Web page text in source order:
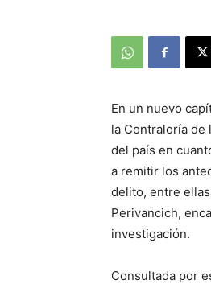
En un nuevo
la Contraloría de
del país en
a remitir los
delito, entre
Perivancich,
investigación.
Consultada por